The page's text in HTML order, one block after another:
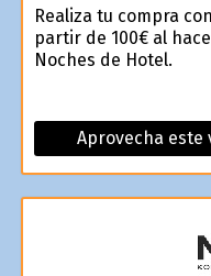
Realiza tu compra
partir de 100€ al
Noches de Hotel.
Aprovecha este